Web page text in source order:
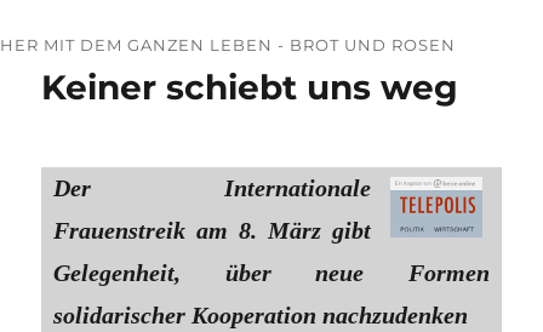
HER MIT DEM GANZEN LEBEN - BROT UND ROSEN
Keiner schiebt uns weg
Der Internationale
Frauenstreik am 8. März gibt
Gelegenheit, über neue Formen
solidarischer Kooperation nachzudenken